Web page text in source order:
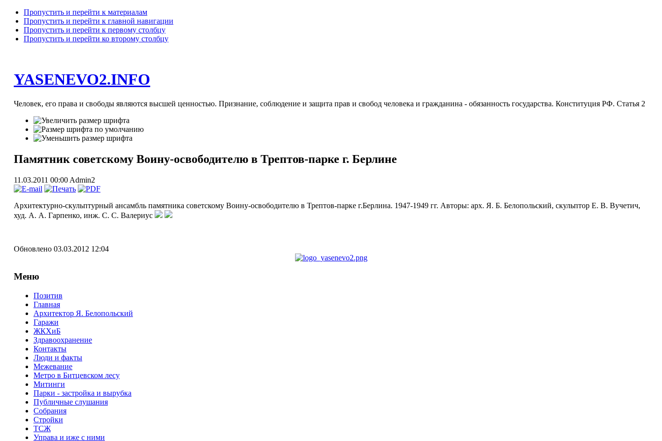
Пропустить и перейти к материалам
Пропустить и перейти к главной навигации
Пропустить и перейти к первому столбцу
Пропустить и перейти ко второму столбцу
YASENEVO2.INFO
Человек, его права и свободы являются высшей ценностью. Признание, соблюдение и защита прав и свобод человека и гражданина - обязанность государства. Конституция РФ. Статья 2
Памятник советскому Воину-освободителю в Трептов-парке г. Берлине
11.03.2011 00:00 Admin2
Архитектурно-скульптурный ансамбль памятника советскому Воину-освободителю в Трептов-парке г.Берлина. 1947-1949 гг. Авторы: арх. Я. Б. Белопольский, скульптор Е. В. Вучетич,
худ. А. А. Гарпенко, инж. С. С. Валериус
Обновлено 03.03.2012 12:04
Меню
Позитив
Главная
Архитектор Я. Белопольский
Гаражи
ЖКХиБ
Здравоохранение
Контакты
Люди и факты
Межевание
Метро в Битцевском лесу
Митинги
Парки - застройка и вырубка
Публичные слушания
Собрания
Стройки
ТСЖ
Управа и иже с ними